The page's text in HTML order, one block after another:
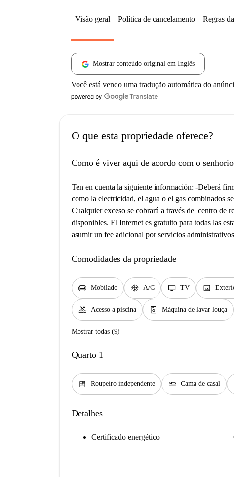
Visão geral Política de cancelamento Regras
Mostrar conteúdo original em Inglês
Você está vendo uma tradução automática do
O que esta propriedade oferece?
Como é viver aqui de acordo com o senhorio
Ten en cuenta la siguiente información: -Deberá
como la electricidad, el agua o el gas combinados
Cualquier exceso se cobrará a través del centro de
disponibles. El Internet es gratuito para todas las
asumir un fee adicional por servicios
Comodidades da propriedade
chair Mobilado ac_unit A/C tv TV image
pool Acesso a piscina dishwasher_gen Máquina de lavar louça
Mostrar todas (9)
Quarto 1
dresser Roupeiro independente airline_seat_flat Cama de casal
Detalhes
Certificado energético